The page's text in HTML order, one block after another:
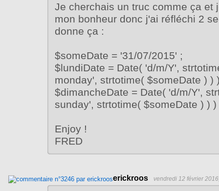
Je cherchais un truc comme ça et
mon bonheur donc j'ai réfléchi 2
donne ça :
$someDate = '31/07/2015' ;
$lundiDate = Date( 'd/m/Y',
monday', strtotime( $someDate ) )
$dimancheDate = Date( 'd/m/Y',
sunday', strtotime( $someDate ) ) )
Enjoy !
FRED
erickroos vendredi 12 février